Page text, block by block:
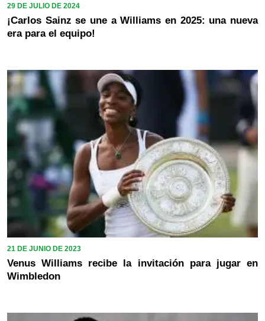
29 DE JULIO DE 2024
¡Carlos Sainz se une a Williams en 2025: una nueva
era para el equipo!
21 DE JUNIO DE 2023
Venus Williams recibe la invitación para jugar en
Wimbledon